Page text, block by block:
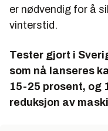
er nødvendig for å
vinterstid.
Tester gjort i
som nå lanseres
15-25 prosent, og
reduksjon av